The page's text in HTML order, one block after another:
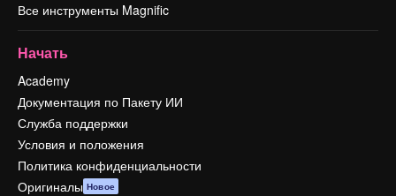
Все инструменты Magnific
Начать
Academy
Документация по Пакету ИИ
Служба поддержки
Условия и положения
Политика конфиденциальности
Оригиналы Новое